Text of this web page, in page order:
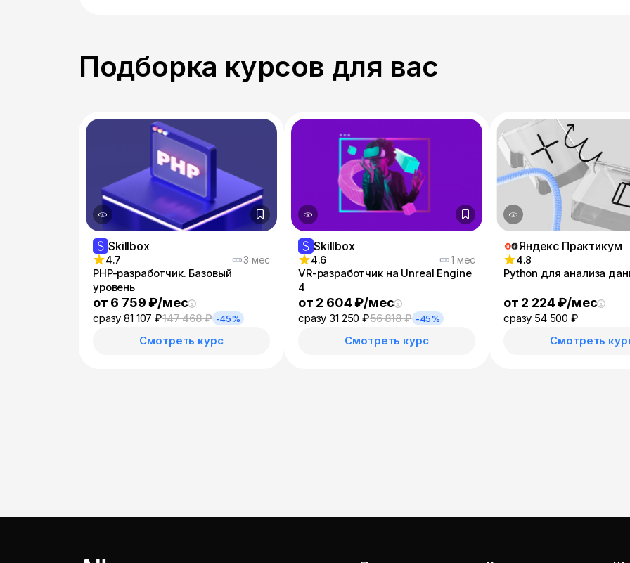
Подборка курсов для вас
Skillbox
4.7 3 мес
PHP-разработчик. Базовый
уровень
от 6 759 ₽/мес
сразу 81 107 ₽147 468 ₽ -45%
Смотреть курс
Skillbox
4.6 1 мес
VR-разработчик на Unreal Engine
4
от 2 604 ₽/мес
сразу 31 250 ₽56 818 ₽ -45%
Смотреть курс
Яндекс Практикум
4.8
Python для анализа
от 2 224 ₽/мес
сразу 54 500 ₽
Смотреть